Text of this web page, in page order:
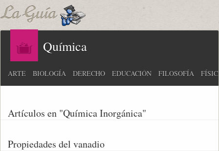
Química
ARTE BIOLOGÍA DERECHO EDUCACIÓN FILOSOFÍA
Artículos en "Química Inorgánica"
Propiedades del vanadio